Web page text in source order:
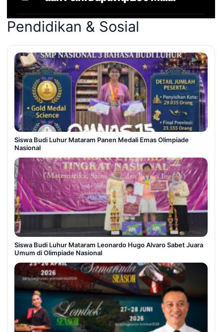
Pendidikan & Sosial
Siswa Budi Luhur Mataram Panen Medali Emas Olimpiade
Nasional
Siswa Budi Luhur Mataram Leonardo Hugo Alvaro Sabet Juara
Umum di Olimpiade Nasional